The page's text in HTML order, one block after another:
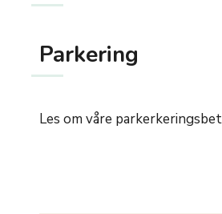
Parkering
Les om våre